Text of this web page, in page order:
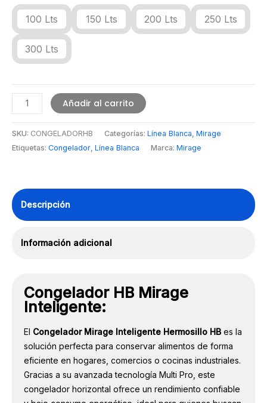
100 Lts 150 Lts 200 Lts 250 Lts
300 Lts
Congelador
HB
Añadir al carrito
SKU: CONGELADORHB Categorías: Línea Blanca, Mirage
Etiquetas: Congelador, Línea Blanca Marca: Mirage
Descripción
Información adicional
Congelador HB Mirage
Inteligente:
El Congelador Mirage Inteligente Hermosillo HB es la
solución perfecta para conservar alimentos de forma
eficiente en hogares, comercios o cocinas industriales.
Gracias a su avanzada tecnología Multi Pro, este
congelador horizontal ofrece un rendimiento confiable